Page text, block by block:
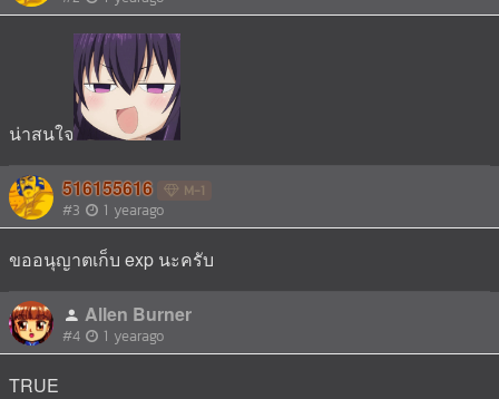
น่าสนใจ
516155616 M-1
#3 1 yearago
ขออนุญาตเก็บ exp นะครับ
Allen Burner
#4 1 yearago
TRUE